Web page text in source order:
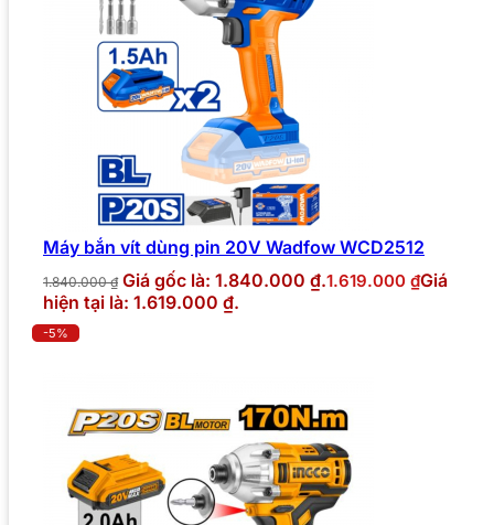
Máy bắn vít dùng pin 20V Wadfow WCD2512
1.840.000₫ Giá gốc là: 1.840.000 ₫.1.619.000 ₫Giá
hiện tại là: 1.619.000 ₫.
-5%